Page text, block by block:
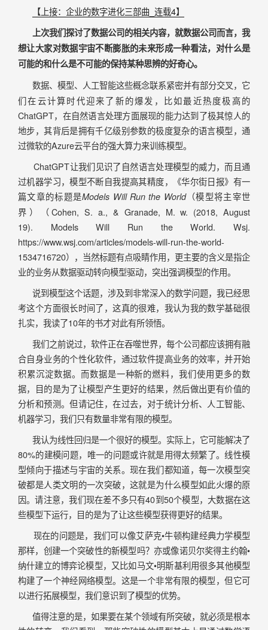
【上接：企业的数字进化三部曲_连载4】
上次我们探讨了数据公司的相关内容，就数据公司而言，我
想让大家对数据宇宙不断膨胀的未来形成一种看法，对什么是
可能的和什么是不可能的保持某种思辨的好奇心。
数据、模型、人工智能这些概念联系紧密并有部分交叉，它
们在云计算时代迎来了新的爆发，比如最近热度极高的
ChatGPT，在自然语言处理方面展现的能力达到了极其惊人的
地步，其背后是拥有千亿级别参数的极度复杂的语言模型，通
过微软的Azure云平台的强大算力来训练模型。
ChatGPT让我们见识了自然语言处理模型的威力，而且通
过机器学习，模型不断自我提高其精度，《华尔街日报》有一
篇文章的标题是Models Will Run the World（模型将主宰世
界）（Cohen, S. a., & Granade, M. w. (2018, August
19). Models Will Run the World. Wsj.
https://www.wsj.com/articles/models-will-run-the-world-
1534716720），当然标题有点吸睛作用，更主要的含义是指企
业的业务从数据驱动转向模型驱动，突出强调模型的作用。
说到模型这个话题，涉及到非常深入的数学问题，我已经思
考这个方面很长时间了，这真的很难，我认为我的数学基础很
扎实，我读了10年的书才对此有所领悟。
我们之前说过，软件正在吞噬世界，每个公司都应该拥有融
合自身业务的个性化软件，通过软件提高业务的效率，并开始
积累沉淀数据。而数据是一种新的燃料，我们使用更多的数
据，目的是为了让模型产生更好的结果，然后做出更有价值的
分析和预测。但请记住，在过去，对于统计分析、人工智能、
机器学习，我们只有数量非常有限的模型。
我认为线性回归是一个很好的模型。实际上，它可能解决了
80%的建模问题，唯一的问题或许就是用得太频繁了。线性模
型倾向于描述与宇宙的关系。现在我们都知道，每一次模型突
破都是人类文明的一次突破，这就是为什么模型如此火爆的原
因。请注意，我们现在差不多只有40到50个模型，大数据在这
些模型下运行，目的是为了让这些模型获得更好的结果。
现在的问题是，我们可以像艾萨克•牛顿构建经典力学模型
那样，创建一个突破性的新模型吗？亦或像诺贝尔奖得主约翰•
纳什建立的博弈论模型，又比如马文•明斯基利用很多其他模型
构建了一个神经网络模型。这是一个非常有限的模型，但它可
以进行拓展模型，我们意识到了模型的优势。
值得注意的是，如果要在某个领域有所突破，就必须是根本